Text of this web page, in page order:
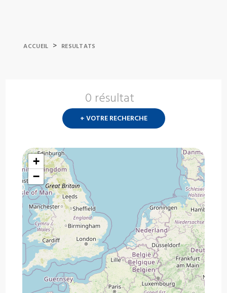
ACCUEIL > RESULTATS
0 résultat
+ VOTRE RECHERCHE
+
−